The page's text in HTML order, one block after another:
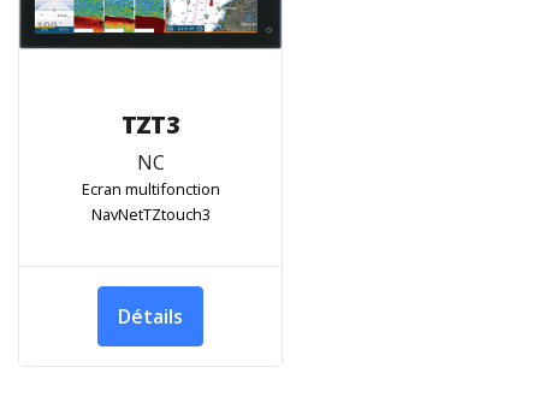
TZT3
NC
Ecran multifonction
NavNetTZtouch3
Détails